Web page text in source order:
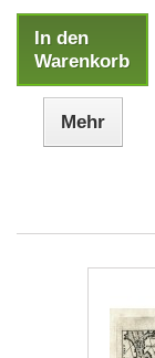
In den
Warenkorb
Mehr